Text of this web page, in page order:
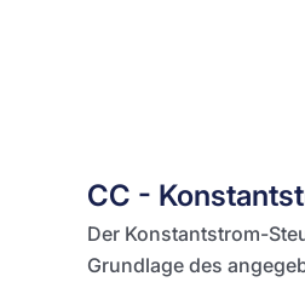
CC -
Der Konstantstrom-
Grundlage des